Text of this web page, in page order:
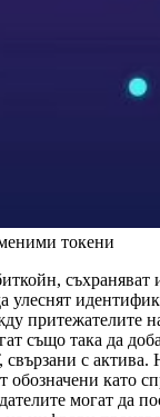
токени
съхраняват
улеснят
притежателите
също така да
с актива.
обозначени като
могат да